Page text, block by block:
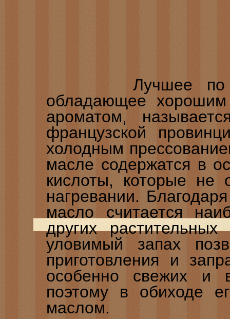
Лучшее по
обладающее
ароматом,
французской
холодным
масле содержатся в
кислоты, которые не
нагревании.
масло считается
других
уловимый запах
приготовления и
особенно свежих и
поэтому в обиходе
маслом.